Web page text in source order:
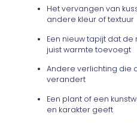
Het vervangen van
andere kleur of textuur
Een nieuw tapijt dat
juist warmte toevoegt
Andere verlichting die
verandert
Een plant of een
en karakter geeft